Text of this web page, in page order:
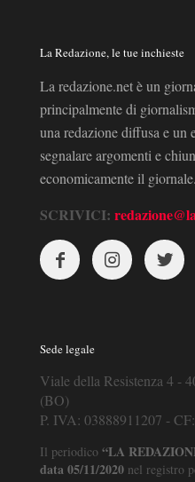
La Redazione, le tue inchieste
La redazione.net è un
principalmente di
una redazione diffusa e
segnalare argomenti e
economicamente il giornale.
SCRIVICI:
Sede legale
Viale della Resistenza 4 -
(BO)
P. IVA: 03888911207 -
Il periodico “LA
data 05/11/2020 nel registro